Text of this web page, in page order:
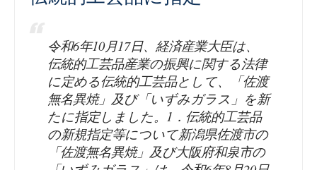
令和6年10月17日、経済産業大臣は、
伝統的工芸品産業の振興に関する法律
に定める伝統的工芸品として、「佐渡
無名異焼」及び「いずみガラス」を新
たに指定しました。1．伝統的工芸品
の新規指定等について新潟県佐渡市の
「佐渡無名異焼」及び大阪府和泉市の